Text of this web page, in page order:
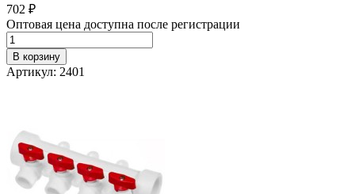
702 ₽
Оптовая цена доступна после регистрации
В корзину
Артикул: 2401